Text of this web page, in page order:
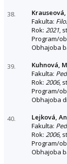
38.
Fakulta:
Rok: 2021,
Program/
Obhajoba
39.
Kuhnová,
Fakulta:
Rok: 2006,
Program/
Obhajoba
40.
Lejková,
Fakulta:
Rok: 2006,
Program/
Obhajoba